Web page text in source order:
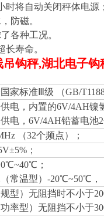
将自动关闭秤体电源；
防磁。
各种工况。
寿命。
吊钩秤,湖北电子钩
家标准Ⅲ级 （GB/
电，内置的6V/4AH镍
电，6V/4AH铅蓄电池2
（32个频点）；
±5%；
；
常温型）-20℃~50℃
规型）无阻挡时不小于
功率型）无阻挡不小于